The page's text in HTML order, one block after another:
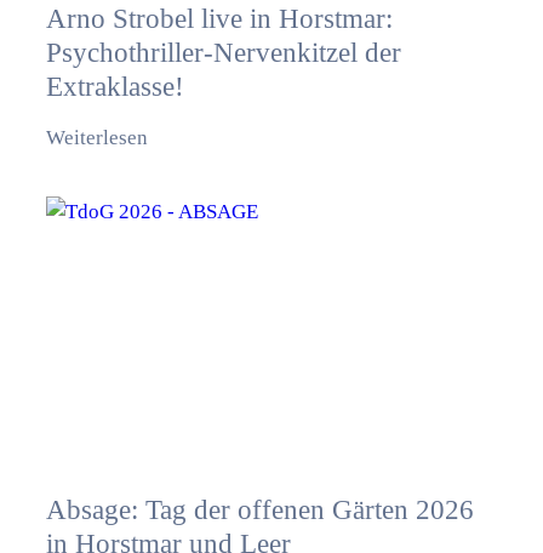
Arno Strobel live in Horstmar:
Psychothriller-Nervenkitzel der
Extraklasse!
Weiterlesen
Absage: Tag der offenen Gärten 2026
in Horstmar und Leer